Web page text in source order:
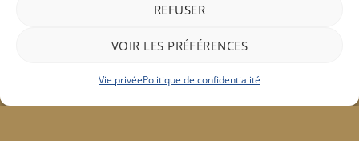
REFUSER
VOIR LES PRÉFÉRENCES
Vie privéePolitique de confidentialité
Copyright 2026 ©Hair concept